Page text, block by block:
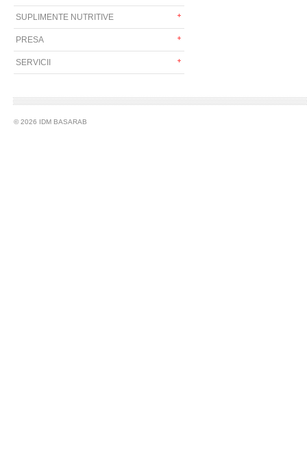
SUPLIMENTE NUTRITIVE
PRESA
SERVICII
© 2026 IDM BASARAB